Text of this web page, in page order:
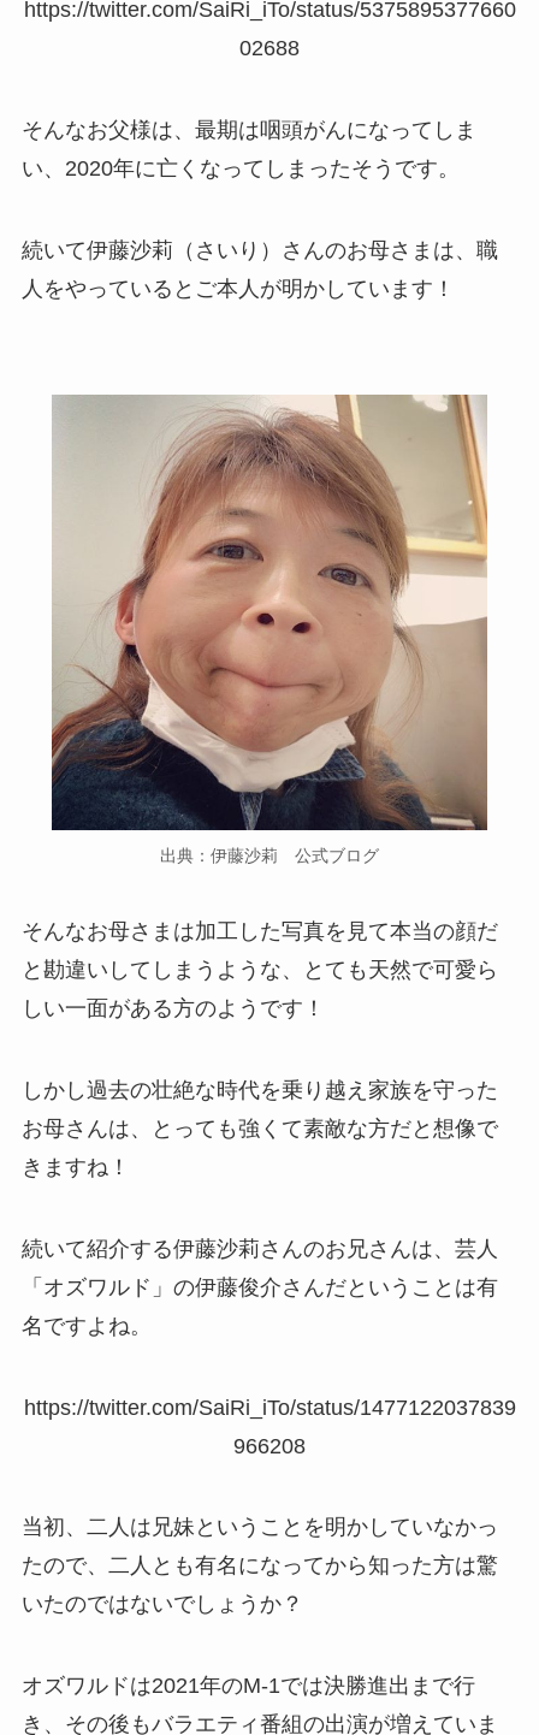
https://twitter.com/SaiRi_iTo/status/5375895377660
02688
そんなお父様は、最期は咽頭がんになってしま
い、2020年に亡くなってしまったそうです。
続いて伊藤沙莉（さいり）さんのお母さまは、職
人をやっているとご本人が明かしています！
出典：伊藤沙莉 公式ブログ
そんなお母さまは加工した写真を見て本当の顔だ
と勘違いしてしまうような、とても天然で可愛ら
しい一面がある方のようです！
しかし過去の壮絶な時代を乗り越え家族を守った
お母さんは、とっても強くて素敵な方だと想像で
きますね！
続いて紹介する伊藤沙莉さんのお兄さんは、芸人
「オズワルド」の伊藤俊介さんだということは有
名ですよね。
https://twitter.com/SaiRi_iTo/status/1477122037839
966208
当初、二人は兄妹ということを明かしていなかっ
たので、二人とも有名になってから知った方は驚
いたのではないでしょうか？
オズワルドは2021年のM-1では決勝進出まで行
き、その後もバラエティ番組の出演が増えていま